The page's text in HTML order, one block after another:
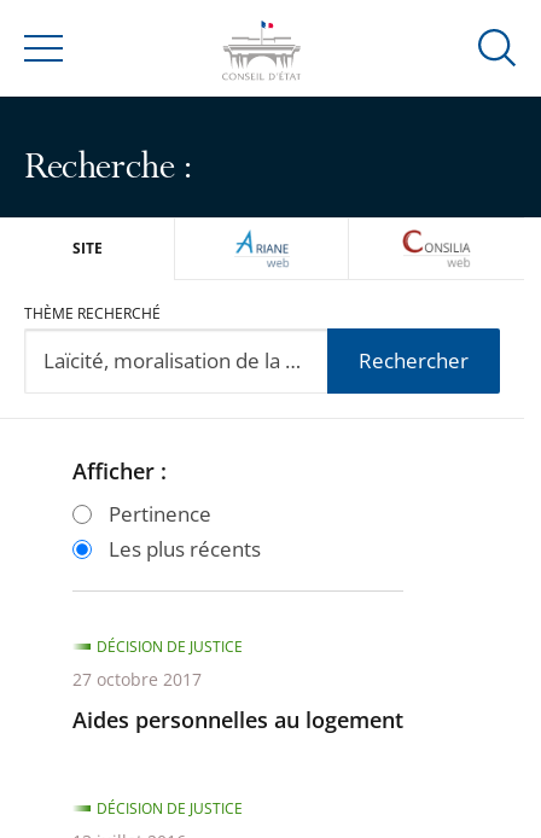
Menu
Ouvrir
Recherche :
SITE ARIANEWEB
THÈME RECHERCHÉ
Rechercher
Passer
filtres
après
Passer
filtres
Afficher :
Pertinence
Les plus récents
Aides personnelles au logement
DÉCISION DE JUSTICE
27 octobre 2017
DÉCISION DE JUSTICE